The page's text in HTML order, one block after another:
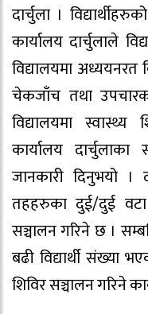
दार्चुला ।
कार्यालय दार्चुलाले
विद्यालयमा अध्ययनरत
चेकजाँच तथा
विद्यालयमा स्वास्थ्य
कार्यालय
जानकारी दिनुभयो ।
तहहरुका दुई/दुई वटा
सञ्चालन गरिने छ ।
बढी विद्यार्थी संख्या
शिविर सञ्चालन गरिने